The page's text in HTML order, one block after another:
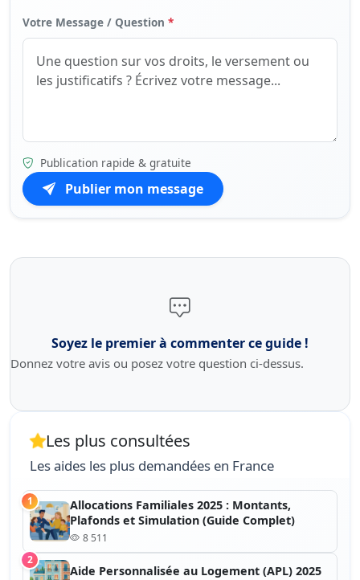
Votre Message / Question *
Publication rapide & gratuite
Publier mon message
Soyez le premier à commenter ce guide !
Donnez votre avis ou posez votre question ci-dessus.
Les plus consultées
Les aides les plus demandées en France
1
Allocations Familiales 2025 : Montants,
Plafonds et Simulation (Guide Complet)
8 511
2
Aide Personnalisée au Logement (APL) 2025